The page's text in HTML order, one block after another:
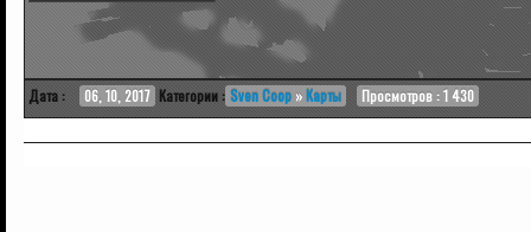
Дата : 06, 10, 2017 Категории : Sven Coop »Карты Просмотров : 1 430